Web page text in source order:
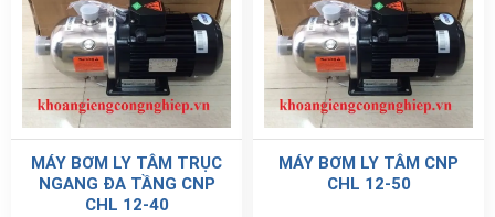
MÁY BƠM LY TÂM TRỤC
NGANG ĐA TẦNG CNP
CHL 12-40
MÁY BƠM LY TÂM CNP
CHL 12-50